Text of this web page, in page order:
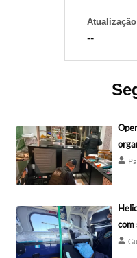
Atualização
--
com